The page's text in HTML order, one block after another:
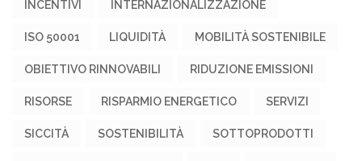
INCENTIVI INTERNAZIONALIZZAZIONE
ISO 50001 LIQUIDITÀ MOBILITÀ SOSTENIBILE
OBIETTIVO RINNOVABILI RIDUZIONE EMISSIONI
RISORSE RISPARMIO ENERGETICO SERVIZI
SICCITÀ SOSTENIBILITÀ SOTTOPRODOTTI